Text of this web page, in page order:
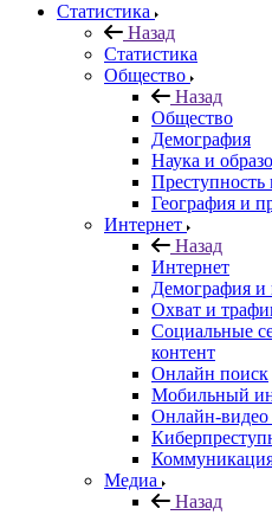
Статистика
Назад
Статистика
Общество
Назад
Общество
Демография
Наука и
География и
Интернет
Назад
Интернет
Демография и
Охват и
Социальные
контент
Онлайн поиск
Мобильный
Онлайн-видео
Медиа
Назад